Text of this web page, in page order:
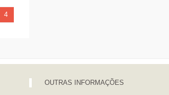
4
OUTRAS INFORMAÇÕES